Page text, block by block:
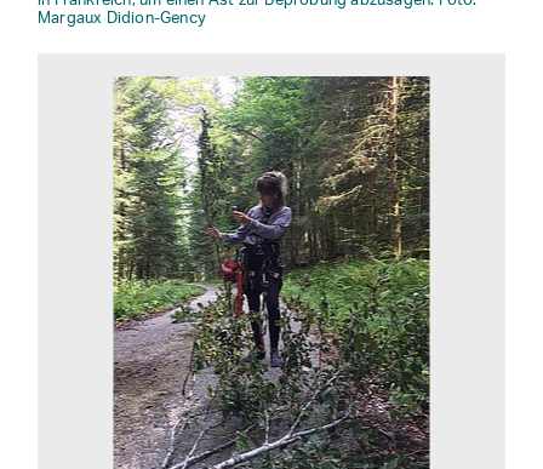
Margaux Didion-Gency